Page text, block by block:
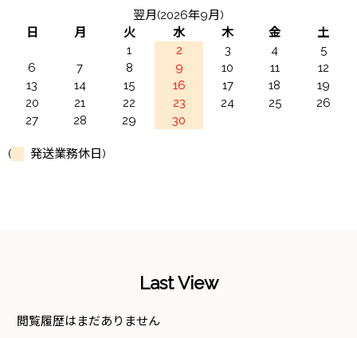
翌月(2026年9月)
日
月 火 水 木 金
土
1
2 3 4
5
6
7 8 9 10 11
12
13
14 15 16 17 18
19
20
21 22 23 24 25
26
27
28 29 30
( 発送業務休日)
Last View
閲覧履歴はまだありません